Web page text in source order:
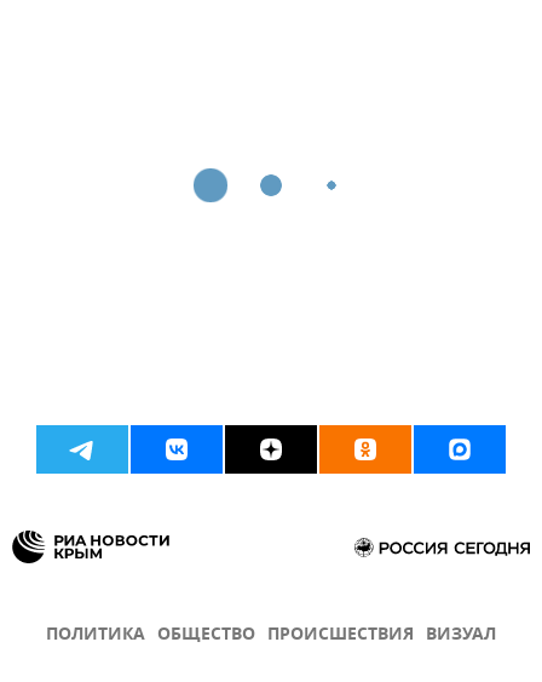
ПОЛИТИКА ОБЩЕСТВО ПРОИСШЕСТВИЯ ВИЗУАЛ